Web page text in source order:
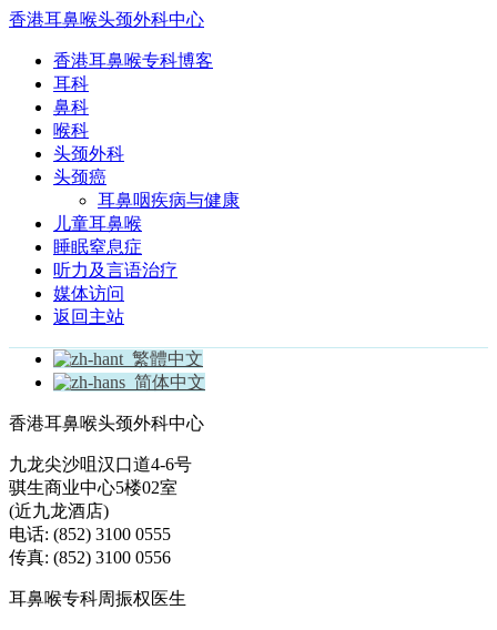
香港耳鼻喉头颈外科中心
香港耳鼻喉专科博客
耳科
鼻科
喉科
头颈外科
头颈癌
耳鼻咽疾病与健康
儿童耳鼻喉
睡眠窒息症
听力及言语治疗
媒体访问
返回主站
繁體中文
简体中文
香港耳鼻喉头颈外科中心
九龙尖沙咀汉口道4-6号
骐生商业中心5楼02室
(近九龙酒店)
电话: (852) 3100 0555
传真: (852) 3100 0556
耳鼻喉专科周振权医生